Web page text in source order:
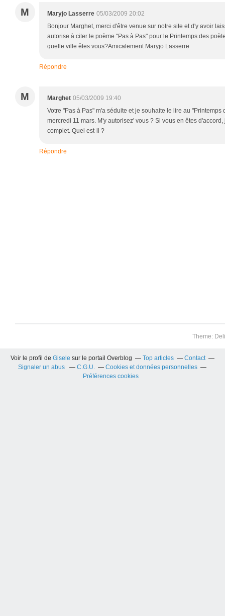
M Maryjo Lasserre 05/03/2009 20:02
Bonjour Marghet, merci d'être venue sur notre site et d'y avoir
autorise à citer le poème "Pas à Pas" pour le Printemps des
quelle ville êtes vous?Amicalement Maryjo Lasserre
Répondre
M Marghet 05/03/2009 19:40
Votre "Pas à Pas" m'a séduite et je souhaite le lire au "Printemps
mercredi 11 mars. M'y autorisez' vous ? Si vous en êtes
complet. Quel est-il ?
Répondre
Theme:
Voir le profil de Gisele sur le portail Overblog Top articles
Contact
Signaler un abus
C.G.U.
Cookies et données personnelles
Préférences cookies